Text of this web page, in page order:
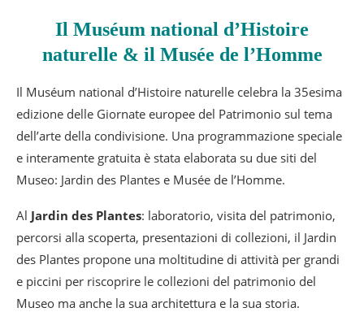
Il Muséum national d’Histoire
naturelle & il Musée de l’Homme
Il Muséum national d’Histoire naturelle celebra la 35esima
edizione delle Giornate europee del Patrimonio sul tema
dell’arte della condivisione. Una programmazione speciale
e interamente gratuita è stata elaborata su due siti del
Museo: Jardin des Plantes e Musée de l’Homme.
Al Jardin des Plantes: laboratorio, visita del patrimonio,
percorsi alla scoperta, presentazioni di collezioni, il Jardin
des Plantes propone una moltitudine di attività per grandi
e piccini per riscoprire le collezioni del patrimonio del
Museo ma anche la sua architettura e la sua storia.